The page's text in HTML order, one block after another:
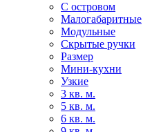
С островом
Малогабаритные
Модульные
Скрытые ручки
Размер
Мини-кухни
Узкие
3 кв. м.
5 кв. м.
6 кв. м.